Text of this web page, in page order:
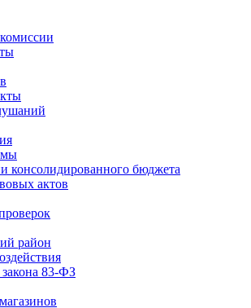
консолидированного бюджета
актов
район
закона 83-ФЗ